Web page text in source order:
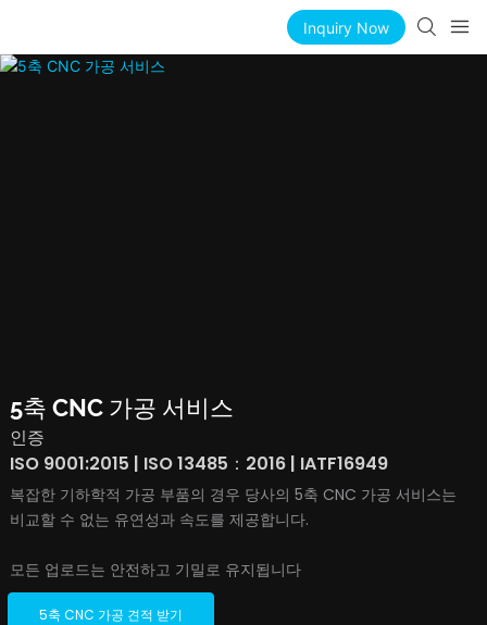
Inquiry Now
5축 CNC 가공 서비스
인증
ISO 9001:2015 | ISO 13485：2016 | IATF16949
복잡한 기하학적 가공 부품의 경우 당사의 5축 CNC 가공 서비스는
비교할 수 없는 유연성과 속도를 제공합니다.
모든 업로드는 안전하고 기밀로 유지됩니다
5축 CNC 가공 견적 받기